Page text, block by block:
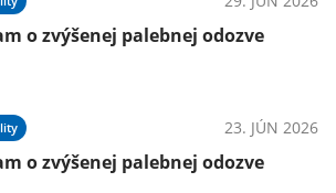
o zvýšenej palebnej odozve
23. JÚN 2026
o zvýšenej palebnej odozve